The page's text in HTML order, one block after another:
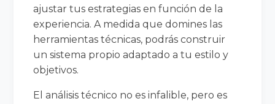
ajustar tus estrategias en función de la
experiencia. A medida que domines las
herramientas técnicas, podrás construir
un sistema propio adaptado a tu estilo y
objetivos.
El análisis técnico no es infalible, pero es